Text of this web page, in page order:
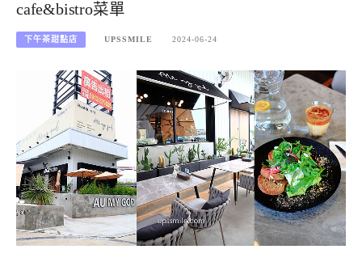
cafe&bistro菜單
下午茶甜點店 UPSSMILE 2024-06-24